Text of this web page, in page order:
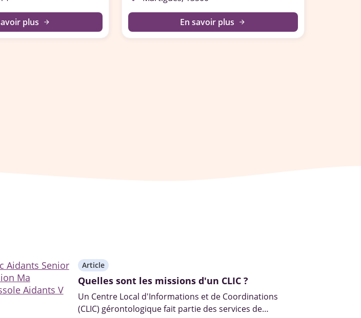
plus arrow_forward En savoir plus arrow_forward
Article
Quelles sont les missions d'un CLIC ?
Un Centre Local d'Informations et de Coordinations
(CLIC) gérontologique fait partie des services de